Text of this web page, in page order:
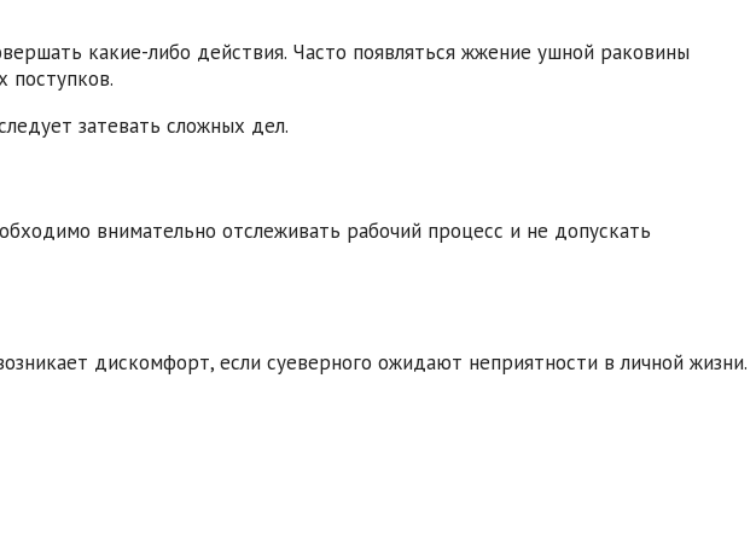
какие-либо действия. Часто появляться жжение ушной раковины
затевать сложных дел.
внимательно отслеживать рабочий процесс и не допускать
дискомфорт, если суеверного ожидают неприятности в личной жизни.